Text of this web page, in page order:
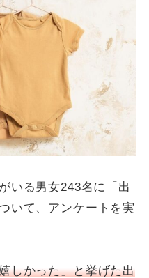
いる男女243名に「出
いて、アンケートを実
しかった」と挙げた出